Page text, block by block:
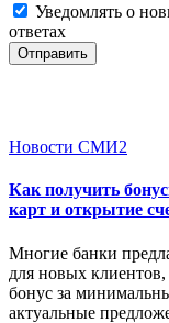
Уведомлять о
ответах
Отправить
Новости СМИ2
Как получить
карт и открытие
Многие банки
для новых
бонус за
актуальные